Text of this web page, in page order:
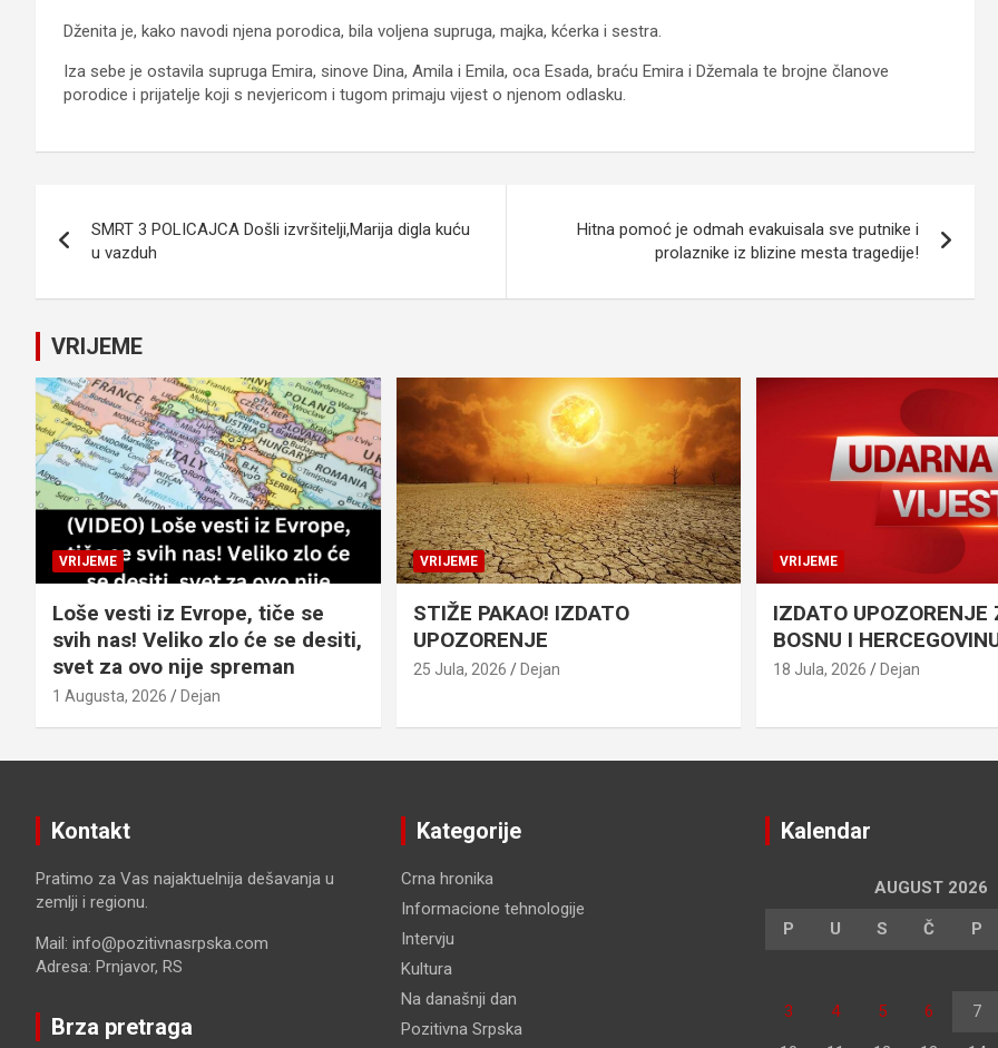
Dženita je, kako navodi njena porodica, bila voljena supruga, majka, kćerka i sestra.
Iza sebe je ostavila supruga Emira, sinove Dina, Amila i Emila, oca Esada, braću Emira i Džemala te brojne članove
porodice i prijatelje koji s nevjericom i tugom primaju vijest o njenom odlasku.
članaka
SMRT 3 POLICAJCA Došli izvršitelji,Marija digla kuću
u vazduh
Hitna pomoć je odmah evakuisala sve putnike i
prolaznike iz blizine mesta tragedije!
VRIJEME
VRIJEME
Loše vesti iz Evrope, tiče se
svih nas! Veliko zlo će se desiti,
svet za ovo nije spreman
1 Augusta, 2026 Dejan
VRIJEME
STIŽE PAKAO! IZDATO
UPOZORENJE
25 Jula, 2026 Dejan
VRIJEME
IZDATO UPOZORENJE
BOSNU I
18 Jula, 2026 Dejan
Kontakt
Pratimo za Vas najaktuelnija dešavanja u
zemlji i regionu.
Mail: info@pozitivnasrpska.com
Adresa: Prnjavor, RS
Brza pretraga
Kategorije
Crna hronika
Informacione tehnologije
Intervju
Kultura
Na današnji dan
Pozitivna Srpska
Kalendar
AUGUST 2026
P U S Č P
3 4 5 6 7